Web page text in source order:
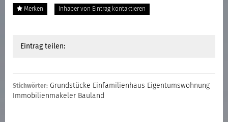
Merken Inhaber von Eintrag kontaktieren
Eintrag teilen:
Stichwörter: Grundstücke Einfamilienhaus Eigentumswohnung
Immobilienmakeler Bauland